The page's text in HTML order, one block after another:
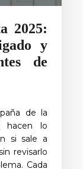
2025:
y
de
de la
hacen lo
si sale a
revisarlo
Cada